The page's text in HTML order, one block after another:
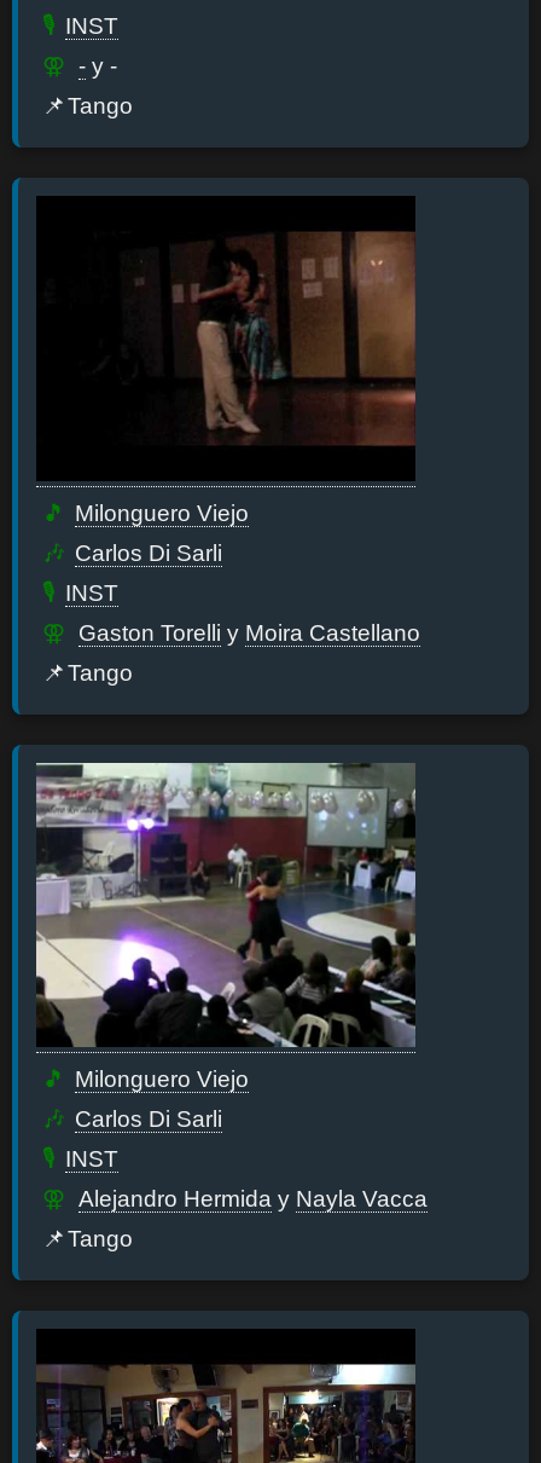
INST
- y -
Tango
Milonguero Viejo
Carlos Di Sarli
INST
Gaston Torelli y Moira Castellano
Tango
Milonguero Viejo
Carlos Di Sarli
INST
Alejandro Hermida y Nayla Vacca
Tango